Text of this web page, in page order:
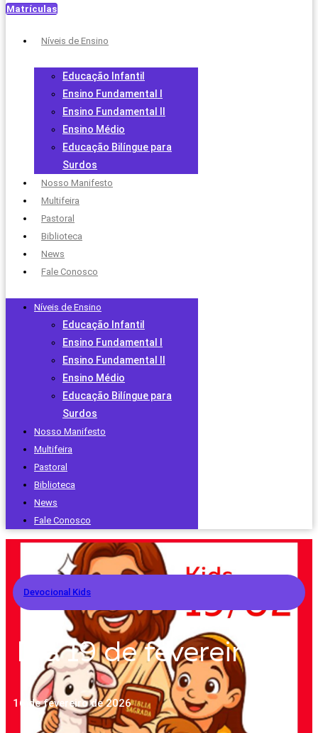
Matrículas
Níveis de Ensino
Educação Infantil
Ensino Fundamental I
Ensino Fundamental II
Ensino Médio
Educação Bilíngue para
Surdos
Nosso Manifesto
Multifeira
Pastoral
Biblioteca
News
Fale Conosco
Níveis de Ensino
Educação Infantil
Ensino Fundamental I
Ensino Fundamental II
Ensino Médio
Educação Bilíngue para
Surdos
Nosso Manifesto
Multifeira
Pastoral
Biblioteca
News
Fale Conosco
Devocional Kids
Dia 19 de fevereiro
16 de fevereiro de 2026